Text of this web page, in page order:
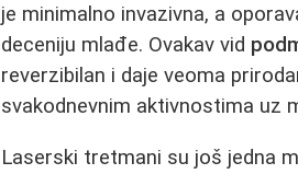
je minimalno invazivna, a
deceniju mlađe. Ovakav vid
reverzibilan i daje veoma
svakodnevnim aktivnostima uz
Laserski tretmani su još jedna